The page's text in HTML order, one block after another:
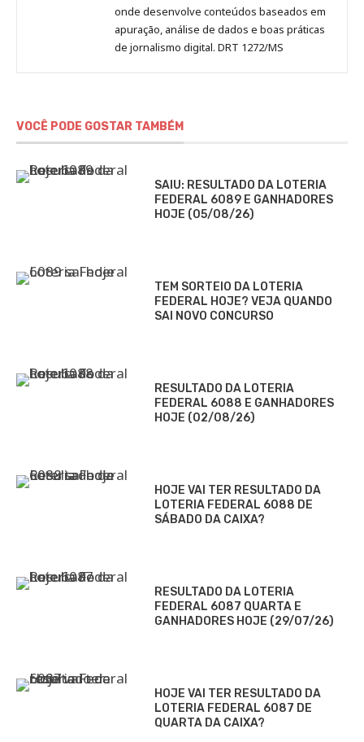
onde desenvolve conteúdos baseados em
apuração, análise de dados e boas práticas
de jornalismo digital. DRT 1272/MS
VOCÊ PODE GOSTAR TAMBÉM
SAIU: RESULTADO DA LOTERIA
FEDERAL 6089 E GANHADORES
HOJE (05/08/26)
TEM SORTEIO DA LOTERIA
FEDERAL HOJE? VEJA QUANDO
SAI NOVO CONCURSO
RESULTADO DA LOTERIA
FEDERAL 6088 E GANHADORES
HOJE (02/08/26)
HOJE VAI TER RESULTADO DA
LOTERIA FEDERAL 6088 DE
SÁBADO DA CAIXA?
RESULTADO DA LOTERIA
FEDERAL 6087 QUARTA E
GANHADORES HOJE (29/07/26)
HOJE VAI TER RESULTADO DA
LOTERIA FEDERAL 6087 DE
QUARTA DA CAIXA?